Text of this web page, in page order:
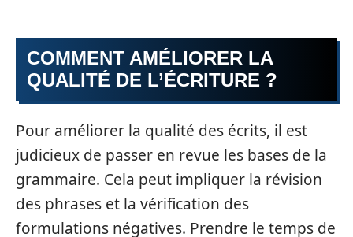
COMMENT AMÉLIORER LA
QUALITÉ DE L’ÉCRITURE ?
Pour améliorer la qualité des écrits, il est
judicieux de passer en revue les bases de la
grammaire. Cela peut impliquer la révision
des phrases et la vérification des
formulations négatives. Prendre le temps de